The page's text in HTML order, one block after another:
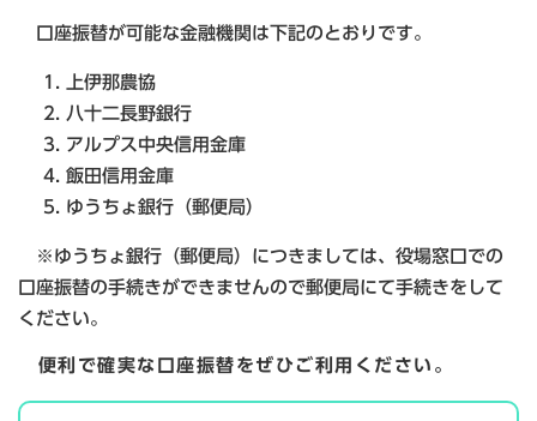
口座振替が可能な金融機関は下記のとおりです。
上伊那農協
八十二長野銀行
アルプス中央信用金庫
飯田信用金庫
ゆうちょ銀行（郵便局）
※ゆうちょ銀行（郵便局）につきましては、役場窓口での
口座振替の手続きができませんので郵便局にて手続きをして
ください。
便利で確実な口座振替をぜひご利用ください。